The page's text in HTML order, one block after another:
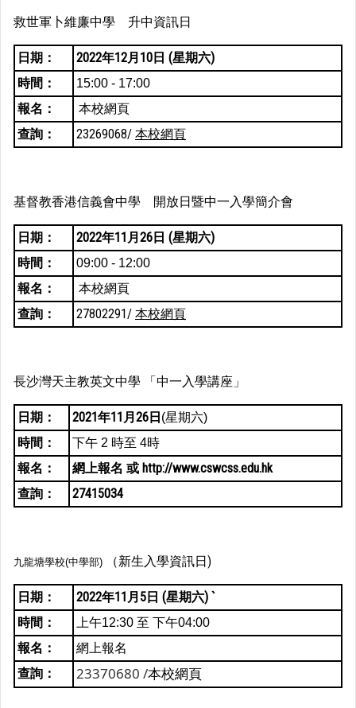
救世軍卜維廉中學 升中資訊日
日期：
2022年12月10日 (星期六)
時間：
15:00 - 17:00
報名：
本校網頁
查詢：
23269068/ 本校網頁
基督教香港信義會中學 開放日暨中一入學簡介會
日期：
2022年11月26日 (星期六)
時間：
09:00 - 12:00
報名：
本校網頁
查詢：
27802291/ 本校網頁
長沙灣天主教英文中學 「中一入學講座」
日期： 2021年11月26日(星期六)
時間： 下午 2 時至 4時
報名： 網上報名 或 http://www.cswcss.edu.hk
查詢：
27415034
九龍塘學校(中學部) （新生入學資訊日)
日期：
2022年11月5日 (星期六) `
時間：
上午12:30 至 下午04:00
報名：
網上報名
查詢：
23370680 /本校網頁